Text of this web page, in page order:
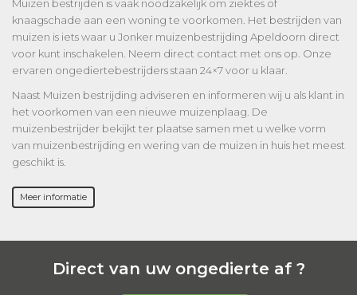
Muizen bestrijden is vaak noodzakelijk om ziektes of
knaagschade aan een woning te voorkomen. Het bestrijden van
muizen is iets waar u Jonker muizenbestrijding Apeldoorn direct
voor kunt inschakelen. Neem direct contact met ons op. Onze
ervaren ongediertebestrijders staan 24×7 voor u klaar.
Naast Muizen bestrijding adviseren en informeren wij u als klant in
het voorkomen van een nieuwe muizenplaag. De
muizenbestrijder bekijkt ter plaatse samen met u welke vorm
van muizenbestrijding en wering van de muizen in huis het meest
geschikt is.
Meer informatie
Direct van uw ongedierte af ?